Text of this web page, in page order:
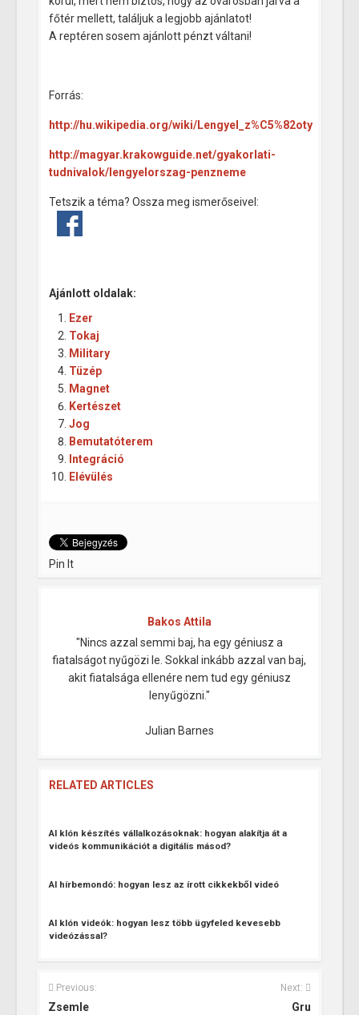
főtér mellett, találjuk a legjobb ajánlatot!
A reptéren sosem ajánlott pénzt váltani!
Forrás:
http://hu.wikipedia.org/wiki/Lengyel_z%C5%82oty
http://magyar.krakowguide.net/gyakorlati-
tudnivalok/lengyelorszag-penzneme
Tetszik a téma? Ossza meg ismerőseivel:
Ajánlott oldalak:
Ezer
Tokaj
Military
Tüzép
Magnet
Kertészet
Jog
Bemutatóterem
Integráció
Elévülés
Pin It
Bakos Attila
"Nincs azzal semmi baj, ha egy géniusz a
fiatalságot nyűgözi le. Sokkal inkább azzal van baj,
akit fiatalsága ellenére nem tud egy géniusz
lenyűgözni."
Julian Barnes
RELATED ARTICLES
AI klón készítés vállalkozásoknak: hogyan alakítja át a
videós kommunikációt a digitális másod?
AI hírbemondó: hogyan lesz az írott cikkekből videó
AI klón videók: hogyan lesz több ügyfeled kevesebb
videózással?
Previous:
Zsemle
Next:
Gru